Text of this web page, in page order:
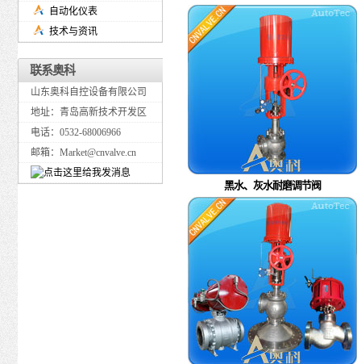
黑水、灰水耐磨调节阀
自动化仪表
技术与资讯
联系奥科
山东奥科自控设备有限公司
地址：青岛高新技术开发区
电话：0532-68006966
邮箱：Market@cnvalve.cn